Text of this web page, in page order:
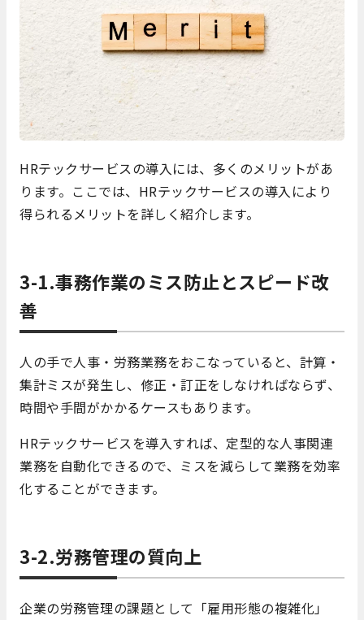
HRテックサービスの導入には、多くのメリットがあ
ります。ここでは、HRテックサービスの導入により
得られるメリットを詳しく紹介します。
3-1.事務作業のミス防止とスピード改
善
人の手で人事・労務業務をおこなっていると、計算・
集計ミスが発生し、修正・訂正をしなければならず、
時間や手間がかかるケースもあります。
HRテックサービスを導入すれば、定型的な人事関連
業務を自動化できるので、ミスを減らして業務を効率
化することができます。
3-2.労務管理の質向上
企業の労務管理の課題として「雇用形態の複雑化」